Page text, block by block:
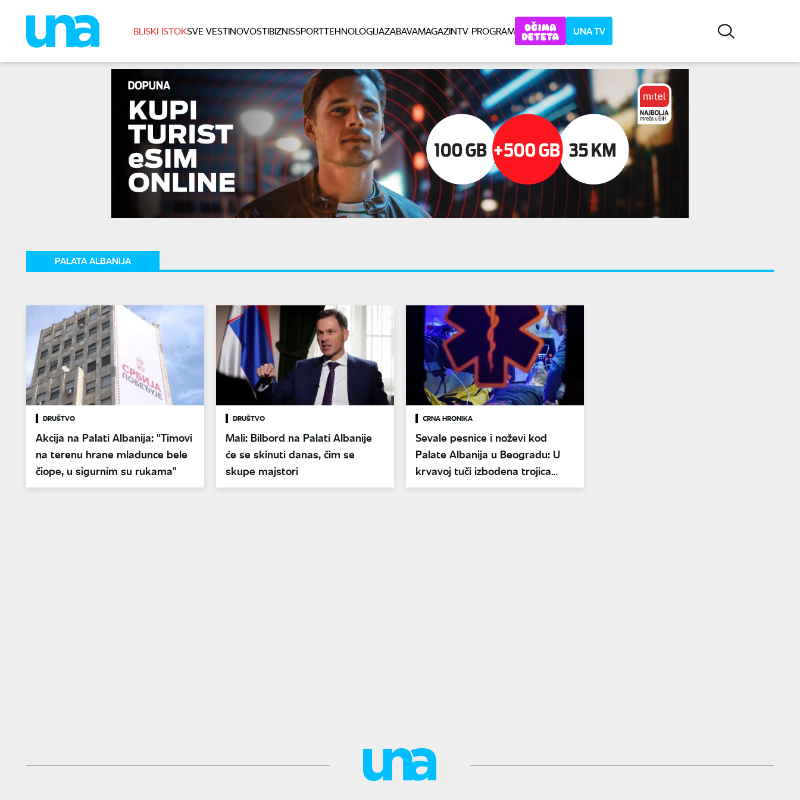
BLISKI ISTOKSVE VESTINOVOSTIBIZNISSPORTTEHNOLOGIJAZABAVAMAGAZINTV PROGRAM UNA TV
PALATA ALBANIJA
DRUŠTVO
Akcija na Palati Albanija: "Timovi
na terenu hrane mladunce bele
čiope, u sigurnim su rukama"
DRUŠTVO
Mali: Bilbord na Palati Albanije
će se skinuti danas, čim se
skupe majstori
CRNA HRONIKA
Sevale pesnice i noževi kod
Palate Albanija u Beogradu: U
krvavoj tuči izbodena trojica
muškaraca